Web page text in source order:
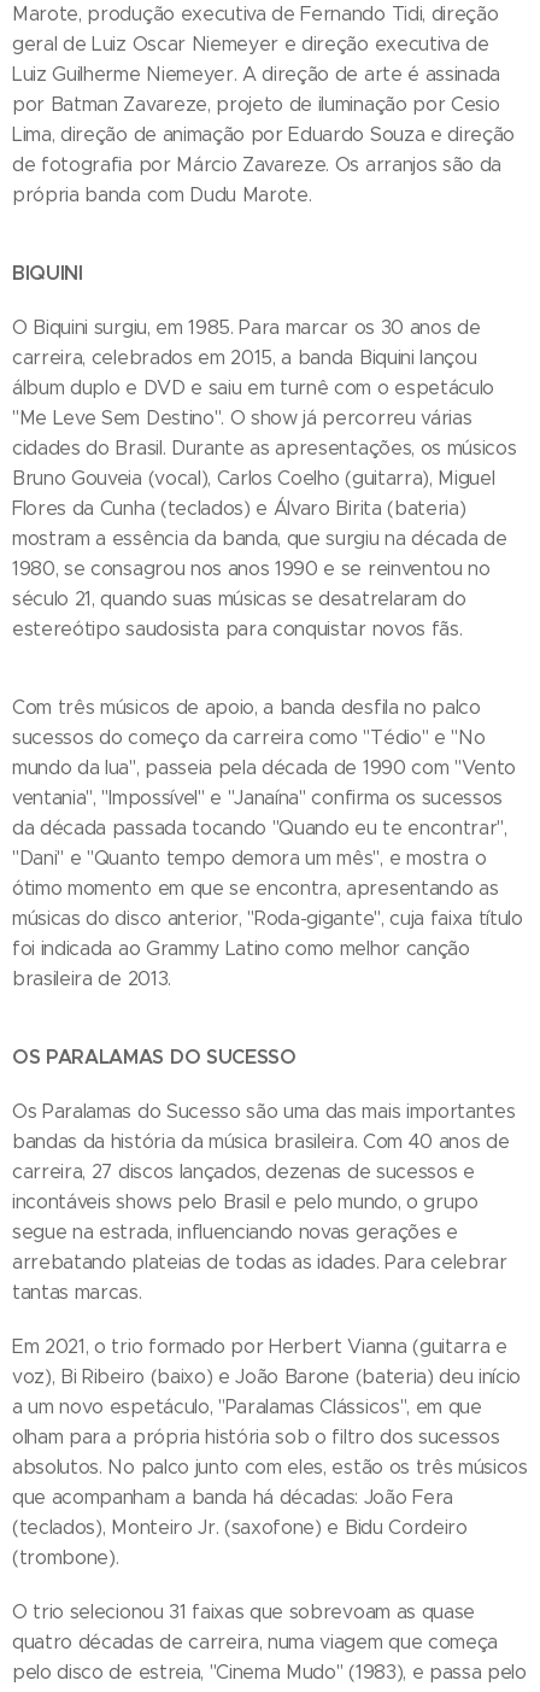
Marote, produção executiva de Fernando Tidi, direção
geral de Luiz Oscar Niemeyer e direção executiva de
Luiz Guilherme Niemeyer. A direção de arte é assinada
por Batman Zavareze, projeto de iluminação por Cesio
Lima, direção de animação por Eduardo Souza e direção
de fotografia por Márcio Zavareze. Os arranjos são da
própria banda com Dudu Marote.
BIQUINI
O Biquini surgiu, em 1985. Para marcar os 30 anos de
carreira, celebrados em 2015, a banda Biquini lançou
álbum duplo e DVD e saiu em turnê com o espetáculo
"Me Leve Sem Destino". O show já percorreu várias
cidades do Brasil. Durante as apresentações, os músicos
Bruno Gouveia (vocal), Carlos Coelho (guitarra), Miguel
Flores da Cunha (teclados) e Álvaro Birita (bateria)
mostram a essência da banda, que surgiu na década de
1980, se consagrou nos anos 1990 e se reinventou no
século 21, quando suas músicas se desatrelaram do
estereótipo saudosista para conquistar novos fãs.
Com três músicos de apoio, a banda desfila no palco
sucessos do começo da carreira como "Tédio" e "No
mundo da lua", passeia pela década de 1990 com "Vento
ventania", "Impossível" e "Janaína" confirma os sucessos
da década passada tocando "Quando eu te encontrar",
"Dani" e "Quanto tempo demora um mês", e mostra o
ótimo momento em que se encontra, apresentando as
músicas do disco anterior, "Roda-gigante", cuja faixa título
foi indicada ao Grammy Latino como melhor canção
brasileira de 2013.
OS PARALAMAS DO SUCESSO
Os Paralamas do Sucesso são uma das mais importantes
bandas da história da música brasileira. Com 40 anos de
carreira, 27 discos lançados, dezenas de sucessos e
incontáveis shows pelo Brasil e pelo mundo, o grupo
segue na estrada, influenciando novas gerações e
arrebatando plateias de todas as idades. Para celebrar
tantas marcas.
Em 2021, o trio formado por Herbert Vianna (guitarra e
voz), Bi Ribeiro (baixo) e João Barone (bateria) deu início
a um novo espetáculo, "Paralamas Clássicos", em que
olham para a própria história sob o filtro dos sucessos
absolutos. No palco junto com eles, estão os três músicos
que acompanham a banda há décadas: João Fera
(teclados), Monteiro Jr. (saxofone) e Bidu Cordeiro
(trombone).
O trio selecionou 31 faixas que sobrevoam as quase
quatro décadas de carreira, numa viagem que começa
pelo disco de estreia, "Cinema Mudo" (1983), e passa pelo